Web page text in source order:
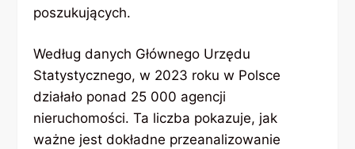
poszukujących.
Według danych Głównego Urzędu
Statystycznego, w 2023 roku w Polsce
działało ponad 25 000 agencji
nieruchomości. Ta liczba pokazuje, jak
ważne jest dokładne przeanalizowanie